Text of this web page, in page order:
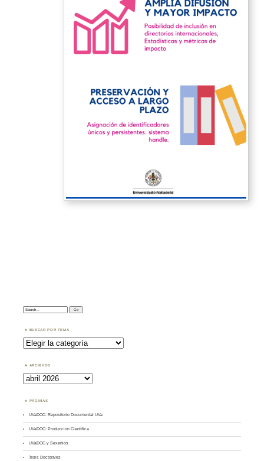
Search:
BUSCAR POR TEMA
Buscar
por
Tema
ARCHIVOS
Archivos
PÁGINAS
UVaDOC: Repositorio Documental UVa
UVaDOC: Producción Científica
UVaDOC y Sexenios
Tesis Doctorales